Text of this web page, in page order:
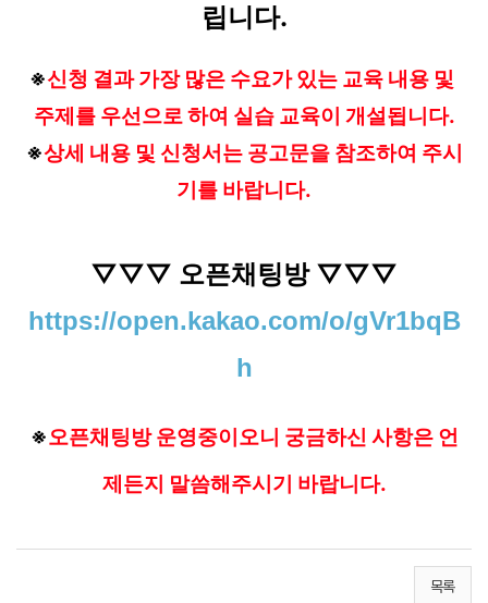
립니다.
※신청 결과 가장 많은 수요가 있는 교육 내용 및
주제를 우선으로 하여 실습 교육이 개설됩니다.
※상세 내용 및 신청서는 공고문을 참조하여 주시
기를 바랍니다.
▽▽▽ 오픈채팅방 ▽▽▽
https://open.kakao.com/o/gVr1bqB
h
※오픈채팅방 운영중이오니 궁금하신 사항은 언
제든지 말씀해주시기 바랍니다.
목록